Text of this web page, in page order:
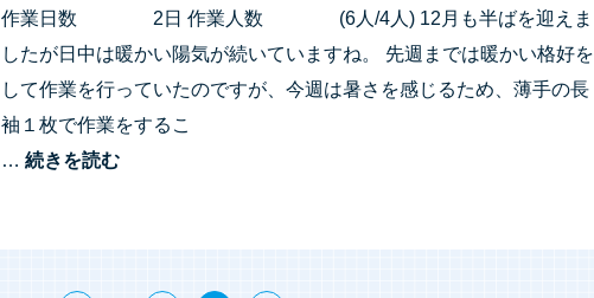
作業日数 2日 作業人数 (6人/4人) 12月も半ばを迎えま
したが日中は暖かい陽気が続いていますね。 先週までは暖かい格好を
して作業を行っていたのですが、今週は暑さを感じるため、薄手の長
袖１枚で作業をするこ
…続きを読む